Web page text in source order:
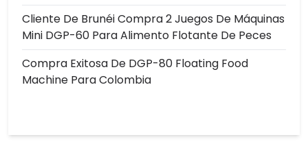
Cliente De Brunéi Compra 2 Juegos De Máquinas
Mini DGP-60 Para Alimento Flotante De Peces
Compra Exitosa De DGP-80 Floating Food
Machine Para Colombia